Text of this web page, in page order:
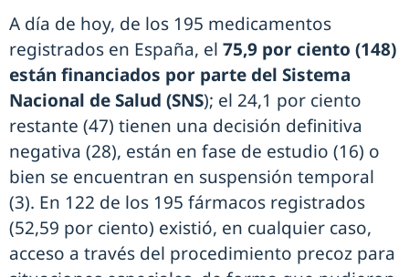
A día de hoy, de los 195 medicamentos
registrados en España, el 75,9 por ciento (148)
están financiados por parte del Sistema
Nacional de Salud (SNS); el 24,1 por ciento
restante (47) tienen una decisión definitiva
negativa (28), están en fase de estudio (16) o
bien se encuentran en suspensión temporal
(3). En 122 de los 195 fármacos registrados
(52,59 por ciento) existió, en cualquier caso,
acceso a través del procedimiento precoz para